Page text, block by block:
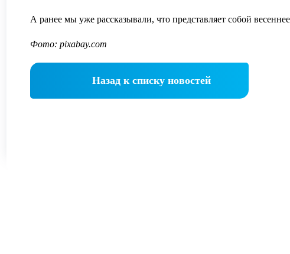
А ранее мы уже рассказывали, что представляет собой
Фото: pixabay.com
Назад к списку новостей